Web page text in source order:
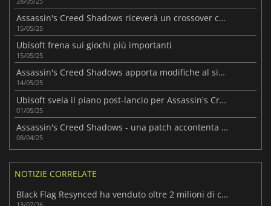
Assassin's Creed Shadows riceverà un crossover con Dead by Daylight
15/05/25
Ubisoft frena sui giochi più importanti
15/05/25
Assassin's Creed Shadows apporta modifiche al sistema di parkour
14/05/25
Ubisoft svela il piano post-lancio per Assassin's Creed Shadows
01/05/25
Assassin's Creed Shadows - una patch accontenta i fan
08/04/25
NOTIZIE CORRELATE
Black Flag Resynced ha venduto oltre 2 milioni di copie al momento del lancio